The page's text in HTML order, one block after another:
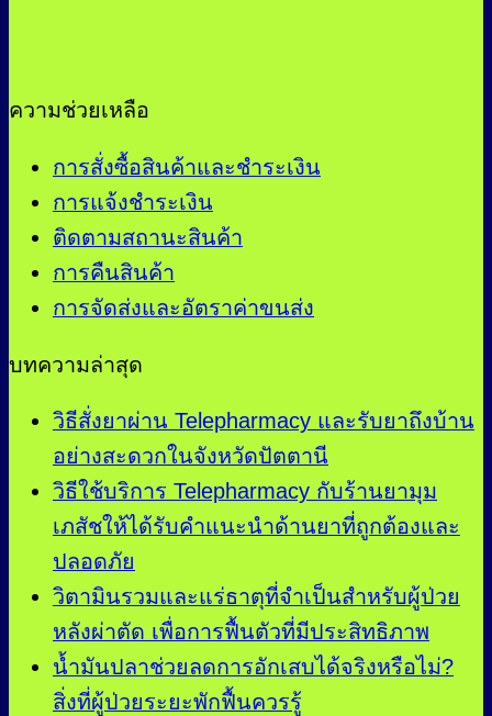
ความช่วยเหลือ
การสั่งซื้อสินค้าและชำระเงิน
การแจ้งชำระเงิน
ติดตามสถานะสินค้า
การคืนสินค้า
การจัดส่งและอัตราค่าขนส่ง
บทความล่าสุด
วิธีสั่งยาผ่าน Telepharmacy และรับยาถึงบ้าน
อย่างสะดวกในจังหวัดปัตตานี
วิธีใช้บริการ Telepharmacy กับร้านยามุม
เภสัชให้ได้รับคำแนะนำด้านยาที่ถูกต้องและ
ปลอดภัย
วิตามินรวมและแร่ธาตุที่จำเป็นสำหรับผู้ป่วย
หลังผ่าตัด เพื่อการฟื้นตัวที่มีประสิทธิภาพ
น้ำมันปลาช่วยลดการอักเสบได้จริงหรือไม่?
สิ่งที่ผู้ป่วยระยะพักฟื้นควรรู้